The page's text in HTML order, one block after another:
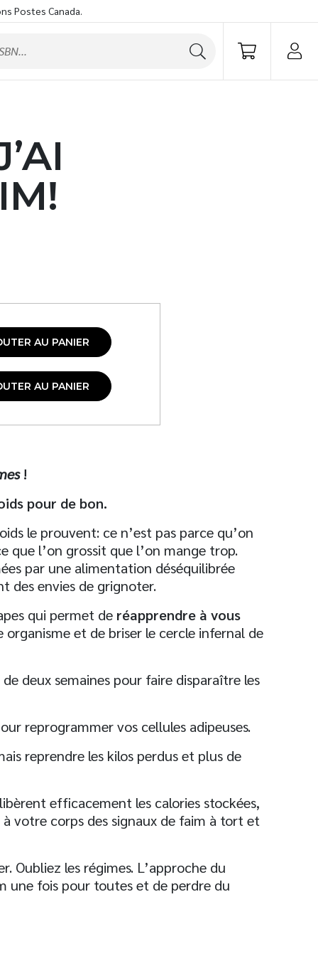
Postes Canada.
AU PANIER
AU PANIER
!
pour de bon.
le prouvent: ce n’est pas parce qu’on
que l’on grossit que l’on mange trop.
par une alimentation déséquilibrée
des envies de grignoter.
qui permet de réapprendre à vous
et de briser le cercle infernal de
deux semaines pour faire disparaître les
reprogrammer vos cellules adipeuses.
reprendre les kilos perdus et plus de
efficacement les calories stockées,
votre corps des signaux de faim à tort et
Oubliez les régimes. L’approche du
une fois pour toutes et de perdre du